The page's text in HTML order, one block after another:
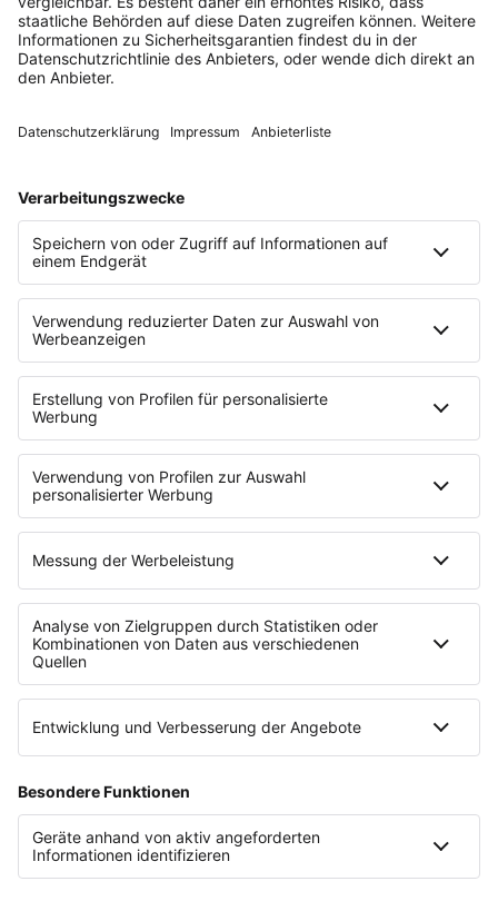
Alle Daten in 1 System
– einmal eingeben, zentral
speichern und überall nutzen
dank rechtssicherer Vorlagen
Alle Funktionen (PDF) ›
Schnittstellen + Partner (PDF) ›
Konditionen (PDF) ›
Kostenlostesten
30-Tage-Test endet automatisch.
E-Mail-Adresse genügt
Sofort starten
oder:
Kaufen + 50 % sparen